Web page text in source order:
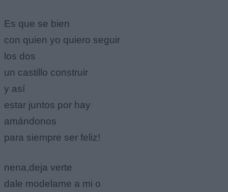
Es que se bien
con quien yo quiero seguir
los dos
un castillo construir
y así
estar juntos por hay
amándonos
para siempre ser feliz!
nena,deja verte
dale modelame a mi o